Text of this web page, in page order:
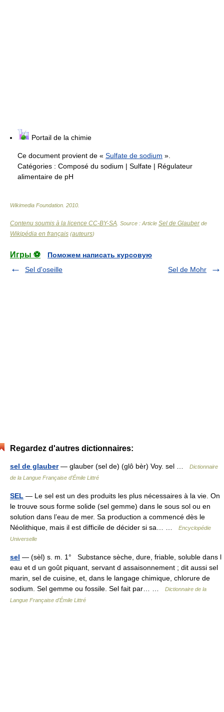
Portail de la chimie
Ce document provient de « Sulfate de sodium ».
Catégories : Composé du sodium | Sulfate | Régulateur
alimentaire de pH
Wikimedia Foundation. 2010.
Contenu soumis à la licence CC-BY-SA. Source : Article Sel de Glauberde
Wikipédia en français (auteurs)
Игры ⚽
Поможем написать курсовую
Sel d'oseille
Sel de Mohr
Regardez d'autres dictionnaires:
sel de glauber— glauber (sel de) (glô bèr) Voy. sel …
Dictionnaire
de la Langue Française d'Émile Littré
SEL — Le sel est un des produits les plus nécessaires à la vie. On
le trouve sous forme solide (sel gemme) dans le sous sol ou en
solution dans l’eau de mer. Sa production a commencé dès le
Néolithique, mais il est difficile de décider si sa… …
Encyclopédie
Universelle
sel — (sèl) s. m. 1° Substance sèche, dure, friable, soluble dans l
eau et d un goût piquant, servant d assaisonnement ; dit aussi sel
marin, sel de cuisine, et, dans le langage chimique, chlorure de
sodium. Sel gemme ou fossile. Sel fait par… …
Dictionnaire de la
Langue Française d'Émile Littré